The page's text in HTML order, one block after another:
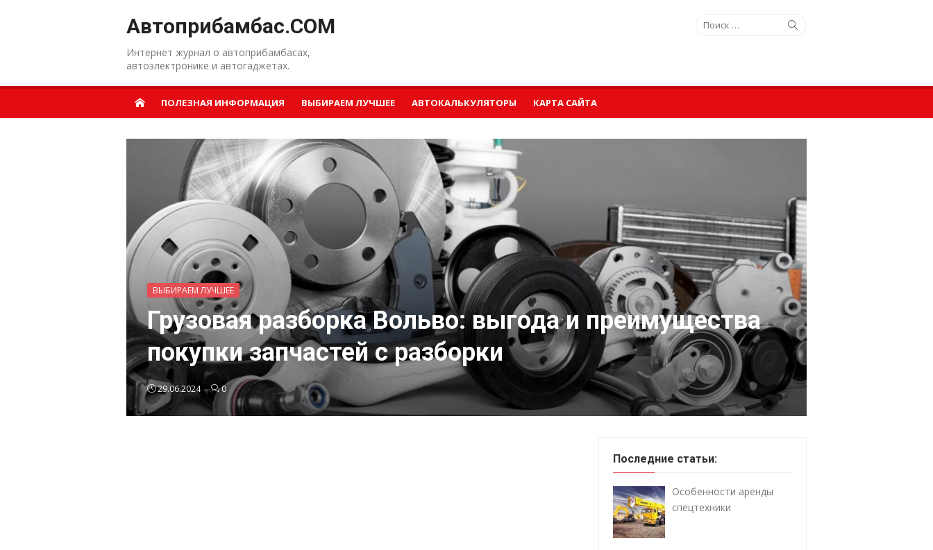
Автоприбамбас.COM
Интернет журнал о автоприбамбасах,
автоэлектронике и автогаджетах.
Искать:
ПОЛЕЗНАЯ ИНФОРМАЦИЯ ВЫБИРАЕМ ЛУЧШЕЕ АВТОКАЛЬКУЛЯТОРЫ КАРТА САЙТА
ВЫБИРАЕМ ЛУЧШЕЕ
Грузовая разборка Вольво: выгода и преимущества
покупки запчастей с разборки
29.06.2024 0
Последние статьи:
Особенности аренды
спецтехники